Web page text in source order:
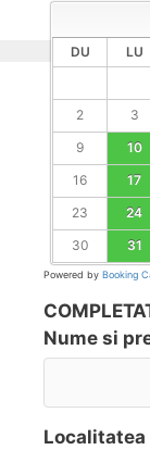
DU
LU
2
3
9
10
16
17
23
24
30
31
Powered by Booking
Nume si